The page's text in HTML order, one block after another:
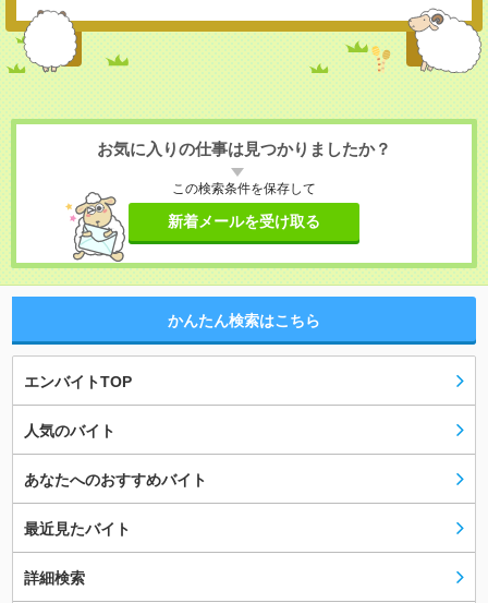
お気に入りの仕事は見つかりましたか？
この検索条件を保存して
新着メールを受け取る
かんたん検索はこちら
エンバイトTOP
人気のバイト
あなたへのおすすめバイト
最近見たバイト
詳細検索